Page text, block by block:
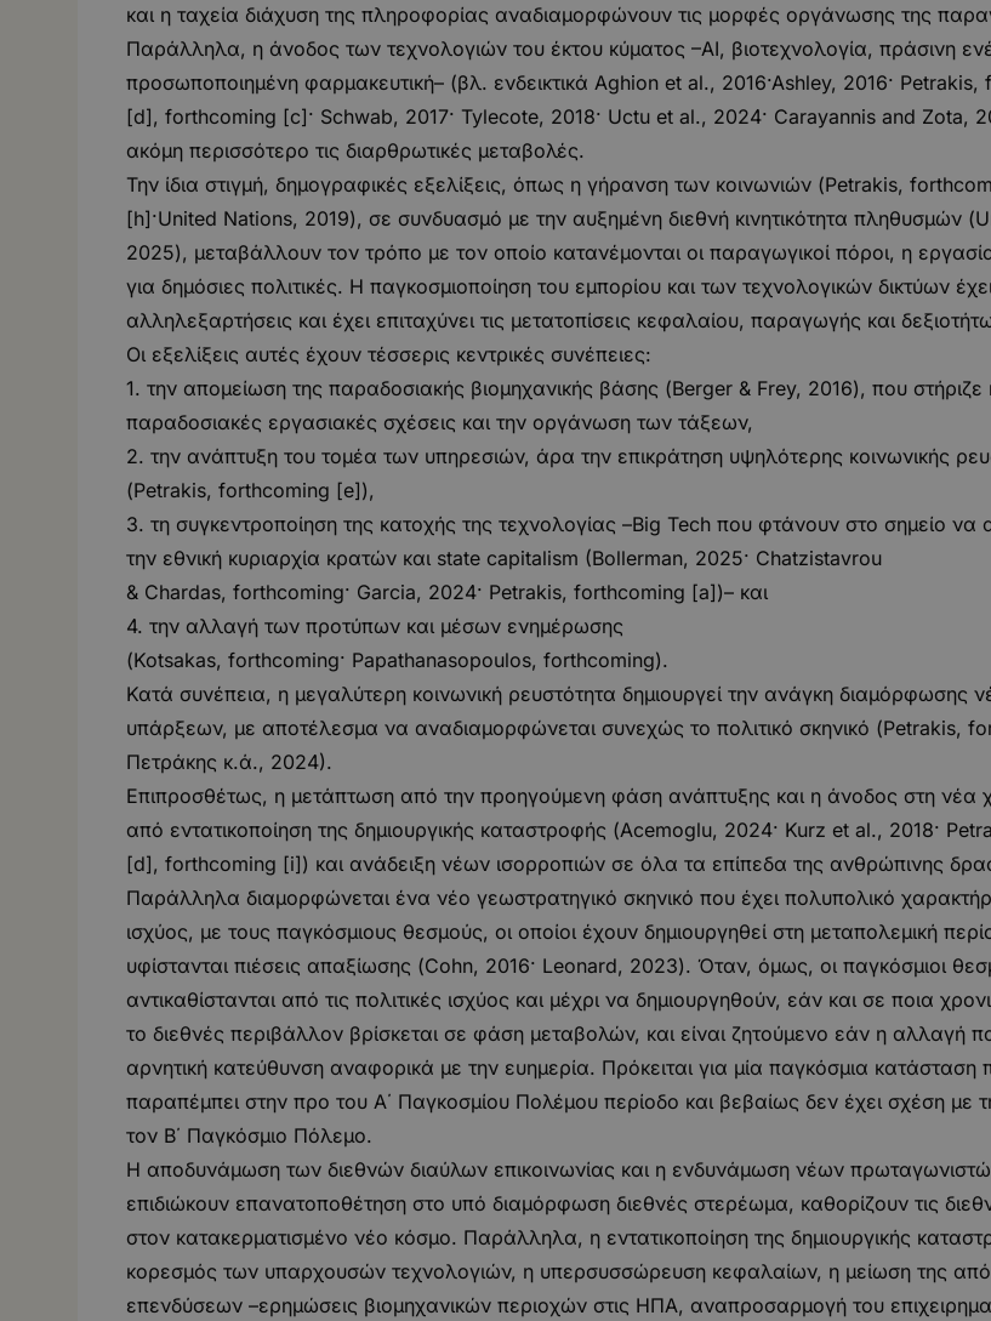
και η ταχεία διάχυση της πληροφορίας αναδιαμορφώνουν τις μορφές οργάνωσης της
Παράλληλα, η άνοδος των τεχνολογιών του έκτου κύματος –ΑΙ, βιοτεχνολογία, πράσινη
προσωποποιημένη φαρμακευτική– (βλ. ενδεικτικά Aghion et al., 2016·Ashley, 2016·
[d], forthcoming [c]· Schwab, 2017· Tylecote, 2018· Uctu et al., 2024· Carayannis and Zota,
ακόμη περισσότερο τις διαρθρωτικές μεταβολές.
Την ίδια στιγμή, δημογραφικές εξελίξεις, όπως η γήρανση των κοινωνιών (Petrakis,
[h]·United Nations, 2019), σε συνδυασμό με την αυξημένη διεθνή κινητικότητα πληθυσμών
2025), μεταβάλλουν τον τρόπο με τον οποίο κατανέμονται οι παραγωγικοί πόροι, η
για δημόσιες πολιτικές. Η παγκοσμιοποίηση του εμπορίου και των τεχνολογικών δικτύων έχει
αλληλεξαρτήσεις και έχει επιταχύνει τις μετατοπίσεις κεφαλαίου, παραγωγής και
Οι εξελίξεις αυτές έχουν τέσσερις κεντρικές συνέπειες:
1. την απομείωση της παραδοσιακής βιομηχανικής βάσης (Berger & Frey, 2016), που στήριζε
παραδοσιακές εργασιακές σχέσεις και την οργάνωση των τάξεων,
2. την ανάπτυξη του τομέα των υπηρεσιών, άρα την επικράτηση υψηλότερης κοινωνικής
(Petrakis, forthcoming [e]),
3. τη συγκεντροποίηση της κατοχής της τεχνολογίας –Big Tech που φτάνουν στο σημείο να
την εθνική κυριαρχία κρατών και state capitalism (Bollerman, 2025· Chatzistavrou
& Chardas, forthcoming· Garcia, 2024· Petrakis, forthcoming [a])– και
4. την αλλαγή των προτύπων και μέσων ενημέρωσης
(Kotsakas, forthcoming· Papathanasopoulos, forthcoming).
Κατά συνέπεια, η μεγαλύτερη κοινωνική ρευστότητα δημιουργεί την ανάγκη διαμόρφωσης
υπάρξεων, με αποτέλεσμα να αναδιαμορφώνεται συνεχώς το πολιτικό σκηνικό (Petrakis,
Πετράκης κ.ά., 2024).
Επιπροσθέτως, η μετάπτωση από την προηγούμενη φάση ανάπτυξης και η άνοδος στη νέα
από εντατικοποίηση της δημιουργικής καταστροφής (Acemoglu, 2024· Kurz et al., 2018·
[d], forthcoming [i]) και ανάδειξη νέων ισορροπιών σε όλα τα επίπεδα της ανθρώπινης
Παράλληλα διαμορφώνεται ένα νέο γεωστρατηγικό σκηνικό που έχει πολυπολικό
ισχύος, με τους παγκόσμιους θεσμούς, οι οποίοι έχουν δημιουργηθεί στη μεταπολεμική
υφίστανται πιέσεις απαξίωσης (Cohn, 2016· Leonard, 2023). Όταν, όμως, οι παγκόσμιοι
αντικαθίστανται από τις πολιτικές ισχύος και μέχρι να δημιουργηθούν, εάν και σε ποια
το διεθνές περιβάλλον βρίσκεται σε φάση μεταβολών, και είναι ζητούμενο εάν η αλλαγή
αρνητική κατεύθυνση αναφορικά με την ευημερία. Πρόκειται για μία παγκόσμια κατάσταση
παραπέμπει στην προ του Α΄ Παγκοσμίου Πολέμου περίοδο και βεβαίως δεν έχει σχέση με
τον Β΄ Παγκόσμιο Πόλεμο.
Η αποδυνάμωση των διεθνών διαύλων επικοινωνίας και η ενδυνάμωση νέων
επιδιώκουν επανατοποθέτηση στο υπό διαμόρφωση διεθνές στερέωμα, καθορίζουν τις
στον κατακερματισμένο νέο κόσμο. Παράλληλα, η εντατικοποίηση της δημιουργικής
κορεσμός των υπαρχουσών τεχνολογιών, η υπερσυσσώρευση κεφαλαίων, η μείωση της
επενδύσεων –ερημώσεις βιομηχανικών περιοχών στις ΗΠΑ, αναπροσαρμογή του